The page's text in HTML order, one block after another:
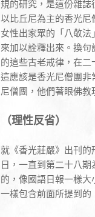
規的研究，是這份雜誌
以比丘尼為主的香光尼
女性出家眾的「八敬法
來加以詮釋出來。換
的這些古老戒律，在
這應該是香光尼僧團非
尼僧團，他們著眼佛教
（理性反省）
就《香光莊嚴》出刊
日，一直到第二十八
的，像國語日報一樣
一樣包含前面所提到的